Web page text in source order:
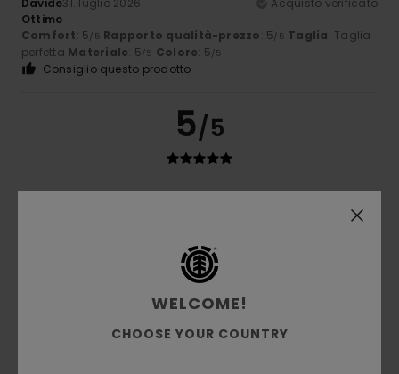
Davide31. luglio 2026
Acquisto verificato
Ottimo
Comfort: 5/5 Rapporto qualità-prezzo: 5/5 Taglia: Taglia
perfetta Materiale: 5/5 Colore: 5/5
Consiglio questo prodotto
5/5
Acquisto verificato
Rapporto qualità-prezzo
5
WELCOME!
CHOOSE YOUR COUNTRY